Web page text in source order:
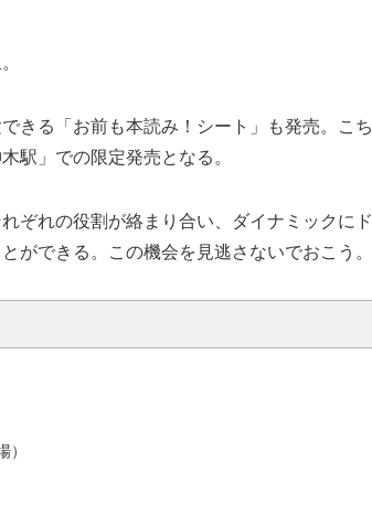
きる「お前も本読み！シート」も発売。こち
駅」での限定発売となる。
ぞれの役割が絡まり合い、ダイナミックにド
ができる。この機会を見逃さないでおこう。